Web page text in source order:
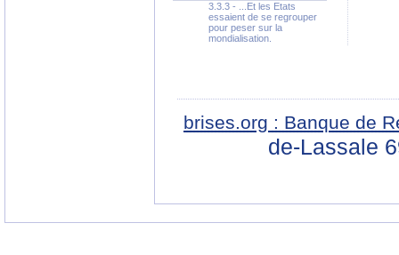
3.3.3 - ...Et les Etats
essaient de se regrouper
pour peser sur la
mondialisation.
brises.org : Banque de
de-Lassale